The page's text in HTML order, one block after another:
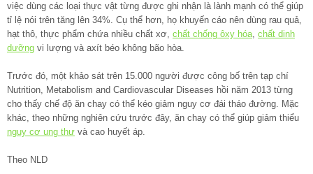
việc dùng các loại thực vật từng được ghi nhận là lành mạnh có thể giúp
tỉ lệ nói trên tăng lên 34%. Cụ thể hơn, họ khuyến cáo nên dùng rau quả,
hạt thô, thực phẩm chứa nhiều chất xơ, chất chống ôxy hóa, chất dinh
dưỡng vi lượng và axít béo không bão hòa.
Trước đó, một khảo sát trên 15.000 người được công bố trên tạp chí
Nutrition, Metabolism and Cardiovascular Diseases hồi năm 2013 từng
cho thấy chế độ ăn chay có thể kéo giảm nguy cơ đái tháo đường. Mặc
khác, theo những nghiên cứu trước đây, ăn chay có thể giúp giảm thiểu
nguy cơ ung thư và cao huyết áp.
Theo NLD